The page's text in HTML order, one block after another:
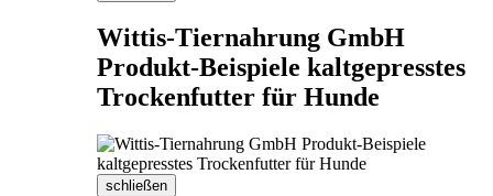
Wittis-Tiernahrung GmbH
Produkt-Beispiele kaltgepresstes
Trockenfutter für Hunde
schließen